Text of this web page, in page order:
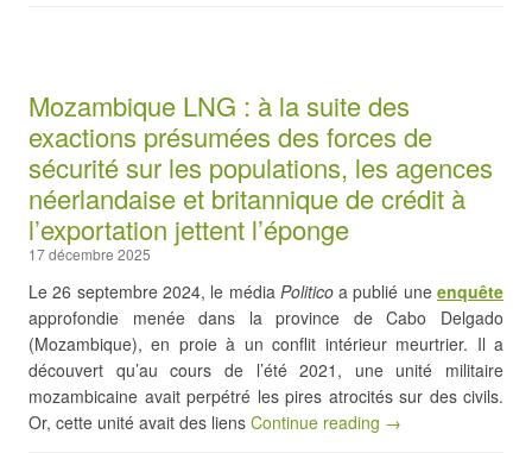
Mozambique LNG : à la suite des
exactions présumées des forces de
sécurité sur les populations, les agences
néerlandaise et britannique de crédit à
l’exportation jettent l’éponge
17 décembre 2025
Le 26 septembre 2024, le média Politicoa publié uneenquête
approfondie menée dans la province de Cabo Delgado
(Mozambique), en proie à un conflit intérieur meurtrier. Il a
découvert qu’au cours de l’été 2021, une unité militaire
mozambicaine avait perpétré les pires atrocités sur des civils.
Or, cette unité avait des liens Continue reading →